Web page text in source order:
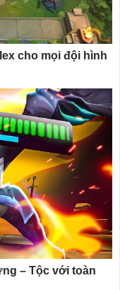
cho mọi đội hình
– Tộc với toàn